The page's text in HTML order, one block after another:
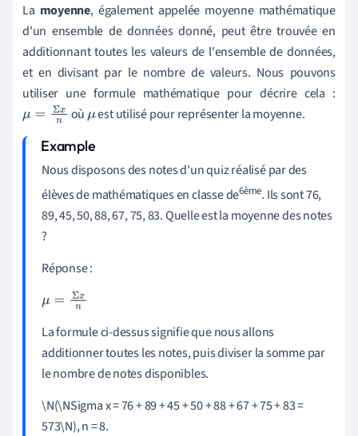
La moyenne, également appelée moyenne mathématique
d'un ensemble de données donné, peut être trouvée en
additionnant toutes les valeurs de l'ensemble de données,
et en divisant par le nombre de valeurs. Nous pouvons
utiliser une formule mathématique pour décrire cela :
μ=Σx n oùμest utilisé pour représenter la moyenne.
Nous disposons des notes d'un quiz réalisé par des
élèves de mathématiques en classe de6ème. Ils sont 76,
89, 45, 50, 88, 67, 75, 83. Quelle est la moyenne des notes
?
Réponse :
μ=Σx n
La formule ci-dessus signifie que nous allons
additionner toutes les notes, puis diviser la somme par
le nombre de notes disponibles.
\N(\NSigma x = 76 + 89 + 45 + 50 + 88 + 67 + 75 + 83 =
573\N), n = 8.